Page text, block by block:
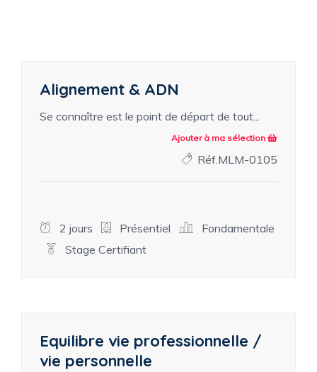
Alignement & ADN
Se connaître est le point de départ de tout...
Ajouter à ma sélection
Réf.MLM-0105
2 jours Présentiel
Fondamentale
Stage Certifiant
Equilibre vie professionnelle /
vie personnelle